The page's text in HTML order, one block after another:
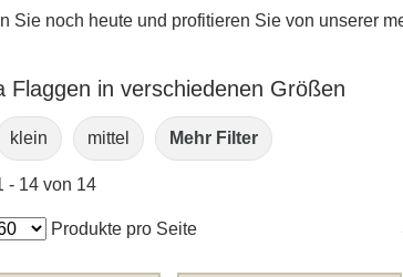
Sie noch heute und profitieren Sie von unserer
Flaggen in verschiedenen Größen
klein mittel Mehr Filter
- 14 von 14
Produkte pro Seite